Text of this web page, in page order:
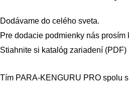
Dodávame do celého sveta.
Pre dodacie podmienky nás prosím
Stiahnite si katalóg zariadení (PDF)
Tím PARA-KENGURU PRO spolu